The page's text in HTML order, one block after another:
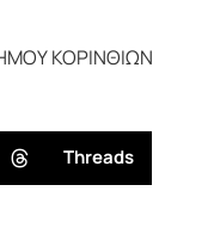
ΚΟΡΙΝΘΙΩΝ
Threads